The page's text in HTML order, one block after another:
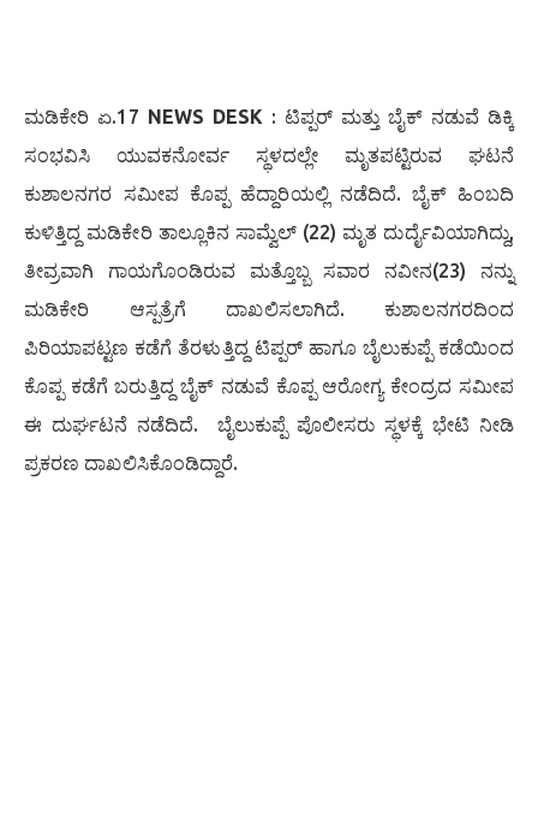
ಮಡಿಕೇರಿ ಏ.17 NEWS DESK : ಟಿಪ್ಪರ್ ಮತ್ತು ಬೈಕ್ ನಡುವೆ ಡಿಕ್ಕಿ
ಸಂಭವಿಸಿ ಯುವಕನೋರ್ವ ಸ್ಥಳದಲ್ಲೇ ಮೃತಪಟ್ಟಿರುವ ಘಟನೆ
ಕುಶಾಲನಗರ ಸಮೀಪ ಕೊಪ್ಪ ಹೆದ್ದಾರಿಯಲ್ಲಿ ನಡೆದಿದೆ. ಬೈಕ್ ಹಿಂಬದಿ
ಕುಳಿತ್ತಿದ್ದ ಮಡಿಕೇರಿ ತಾಲ್ಲೂಕಿನ ಸಾಮ್ವೆಲ್ (22) ಮೃತ ದುರ್ದೈವಿಯಾಗಿದ್ದು,
ತೀವ್ರವಾಗಿ ಗಾಯಗೊಂಡಿರುವ ಮತ್ತೊಬ್ಬ ಸವಾರ ನವೀನ(23) ನನ್ನು
ಮಡಿಕೇರಿ ಆಸ್ಪತ್ರೆಗೆ ದಾಖಲಿಸಲಾಗಿದೆ. ಕುಶಾಲನಗರದಿಂದ
ಪಿರಿಯಾಪಟ್ಟಣ ಕಡೆಗೆ ತೆರಳುತ್ತಿದ್ದ ಟಿಪ್ಪರ್ ಹಾಗೂ ಬೈಲುಕುಪ್ಪೆ ಕಡೆಯಿಂದ
ಕೊಪ್ಪ ಕಡೆಗೆ ಬರುತ್ತಿದ್ದ ಬೈಕ್ ನಡುವೆ ಕೊಪ್ಪ ಆರೋಗ್ಯ ಕೇಂದ್ರದ ಸಮೀಪ
ಈ ದುರ್ಘಟನೆ ನಡೆದಿದೆ. ಬೈಲುಕುಪ್ಪೆ ಪೊಲೀಸರು ಸ್ಥಳಕ್ಕೆ ಭೇಟಿ ನೀಡಿ
ಪ್ರಕರಣ ದಾಖಲಿಸಿಕೊಂಡಿದ್ದಾರೆ.